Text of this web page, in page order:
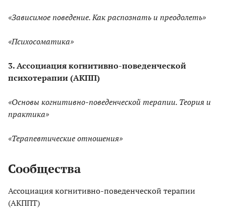
«Зависимое поведение. Как распознать и преодолеть»
«Психосоматика»
3. Ассоциация когнитивно-поведенческой
психотерапии (АКПП)
«Основы когнитивно-поведенческой терапии. Теория и
практика»
«Терапевтические отношения»
Сообщества
Ассоциация когнитивно-поведенческой терапии
(АКППТ)